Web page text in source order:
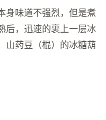
身味道不强烈，但是煮
后，迅速的裹上一层冰
山药豆（棍）的冰糖葫